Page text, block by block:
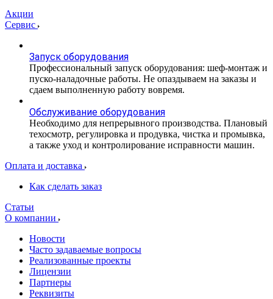
Акции
Сервис
Запуск оборудования
Профессиональный запуск оборудования: шеф-монтаж и
пуско-наладочные работы. Не опаздываем на заказы и
сдаем выполненную работу вовремя.
Обслуживание оборудования
Необходимо для непрерывного производства. Плановый
техосмотр, регулировка и продувка, чистка и промывка,
а также уход и контролирование исправности машин.
Оплата и доставка
Как сделать заказ
Статьи
О компании
Новости
Часто задаваемые вопросы
Реализованные проекты
Лицензии
Партнеры
Реквизиты